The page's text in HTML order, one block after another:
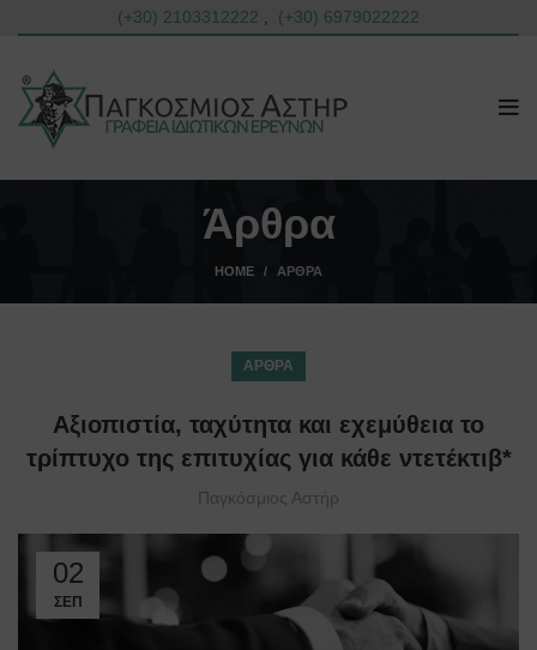
(+30) 2103312222 (+30) 6979022222
Άρθρα
HOME ΆΡΘΡΑ
ΆΡΘΡΑ
Αξιοπιστία, ταχύτητα και εχεμύθεια το
τρίπτυχο της επιτυχίας για κάθε ντετέκτιβ*
Παγκόσμιος Αστήρ
02
ΣΕΠ